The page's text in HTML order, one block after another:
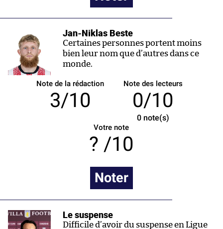
Jan-Niklas Beste
Certaines personnes portent moins
bien leur nom que d’autres dans ce
monde.
Note de la rédaction
3/10
Note des lecteurs
0/10
0note(s)
Votre note
/10
Noter
Le suspense
Difficile d’avoir du suspense en Ligue